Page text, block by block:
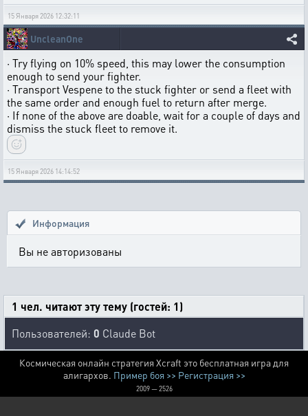
15 Января 2026 12:32:11
UncleanOne
· Try flying on 10% speed, this may lower the consumption
enough to send your fighter.
· Transport Vespene to the stuck fighter or send a fleet with
the same order and enough fuel to return after merge.
· If none of the above are doable, wait for a couple of days and
dismiss the stuck fleet to remove it.
15 Января 2026 14:14:52
Информация
Вы не авторизованы
1 чел. читают эту тему (гостей: 1)
Пользователей: 0 Claude Bot
Космическая онлайн стратегия Xcraft это бесплатная игра для
алигархов. Пример боя >> Регистрация >>
2009 — 2526